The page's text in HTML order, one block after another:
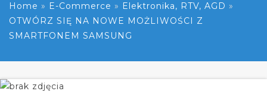
Home » E-Commerce » Elektronika, RTV, AGD »
OTWÓRZ SIĘ NA NOWE MOŻLIWOŚCI Z
SMARTFONEM SAMSUNG